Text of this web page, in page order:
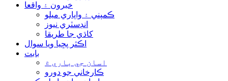
خبرون ۽ واقعا
ڪمپني ۽ واپاري ميلو
انڊسٽري نيوز
کاڌي جا طريقا
اڪثر پڇيا ويا سوال
بابت
اسان جي باري ۾
ڪارخاني جو دورو